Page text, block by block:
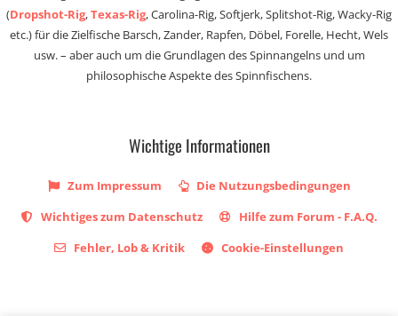
(Dropshot-Rig,Texas-Rig, Carolina-Rig, Softjerk, Splitshot-Rig, Wacky-Rig
etc.) für die Zielfische Barsch, Zander, Rapfen, Döbel, Forelle, Hecht, Wels
usw. – aber auch um die Grundlagen des Spinnangelns und um
philosophische Aspekte des Spinnfischens.
Wichtige Informationen
Zum Impressum
Die Nutzungsbedingungen
Wichtiges zum Datenschutz
Hilfe zum Forum - F.A.Q.
Fehler, Lob & Kritik
Cookie-Einstellungen